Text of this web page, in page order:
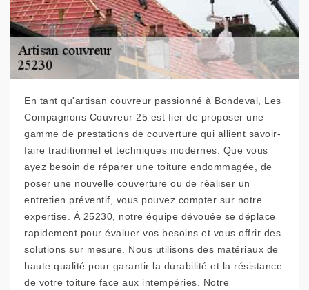
En tant qu'artisan couvreur passionné à Bondeval, Les
Compagnons Couvreur 25 est fier de proposer une
gamme de prestations de couverture qui allient savoir-
faire traditionnel et techniques modernes. Que vous
ayez besoin de réparer une toiture endommagée, de
poser une nouvelle couverture ou de réaliser un
entretien préventif, vous pouvez compter sur notre
expertise. À 25230, notre équipe dévouée se déplace
rapidement pour évaluer vos besoins et vous offrir des
solutions sur mesure. Nous utilisons des matériaux de
haute qualité pour garantir la durabilité et la résistance
de votre toiture face aux intempéries. Notre